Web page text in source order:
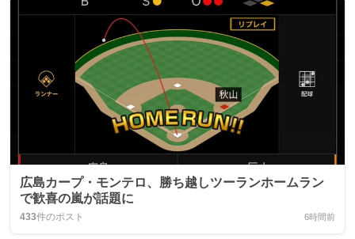
広島カープ・モンテロ、勝ち越しツーランホームラン
で歓喜の嵐が話題に
433件のポスト 6時間前